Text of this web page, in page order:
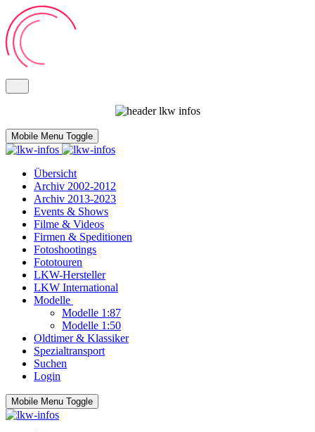
Mobile Menu Toggle
Übersicht
Archiv 2002-2012
Archiv 2013-2023
Events & Shows
Filme & Videos
Firmen & Speditionen
Fotoshootings
Fototouren
LKW-Hersteller
LKW International
Modelle
Modelle 1:87
Modelle 1:50
Oldtimer & Klassiker
Spezialtransport
Suchen
Login
Mobile Menu Toggle